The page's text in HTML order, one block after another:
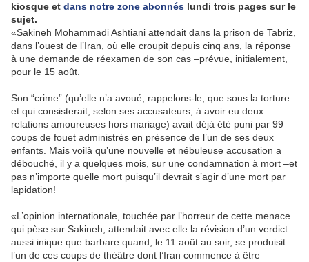
kiosque et dans notre zone abonnés lundi trois pages sur le
sujet.
«Sakineh Mohammadi Ashtiani attendait dans la prison de Tabriz,
dans l’ouest de l’Iran, où elle croupit depuis cinq ans, la réponse
à une demande de réexamen de son cas –prévue, initialement,
pour le 15 août.
Son “crime” (qu’elle n’a avoué, rappelons-le, que sous la torture
et qui consisterait, selon ses accusateurs, à avoir eu deux
relations amoureuses hors mariage) avait déjà été puni par 99
coups de fouet administrés en présence de l’un de ses deux
enfants. Mais voilà qu’une nouvelle et nébuleuse accusation a
débouché, il y a quelques mois, sur une condamnation à mort –et
pas n’importe quelle mort puisqu’il devrait s’agir d’une mort par
lapidation!
«L’opinion internationale, touchée par l’horreur de cette menace
qui pèse sur Sakineh, attendait avec elle la révision d’un verdict
aussi inique que barbare quand, le 11 août au soir, se produisit
l’un de ces coups de théâtre dont l’Iran commence à être